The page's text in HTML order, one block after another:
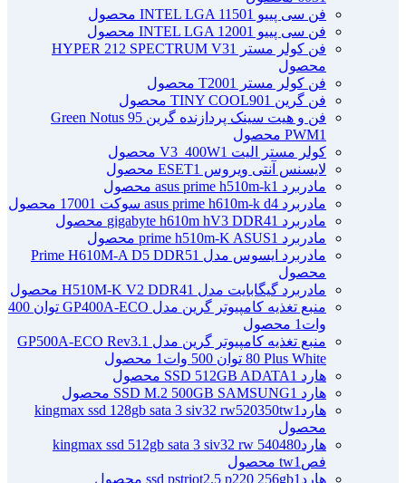
فن سی پییو INTEL LGA 1150 1 محصول
فن سی پییو INTEL LGA 1200 1 محصول
فن کولر مستر HYPER 212 SPECTRUM V3
1
محصول
فن کولر مستر T200
1 محصول
فن گرین TINY COOL90 1 محصول
فن و هیت سینک پردازنده گرین Green Notus 95
PWM1 محصول
کولر مستر الیت V3_400W 1 محصول
لایسنس آنتی ویروس ESET 1 محصول
مادربرد asus prime h510m-k 1 محصول
مادربرد asus prime h610m-k d4 سوکت 1700
1 محصول
مادربرد gigabyte h610m hV3 DDR4 1 محصول
مادربرد prime h510m-K ASUS 1 محصول
مادربرد ایسوس مدل Prime H610M-A D5 DDR5 1
محصول
مادربرد گیگابایت مدل H510M-K V2 DDR4 1 محصول
منبع تغذیه کامپیوتر گرین مدل GP400A-ECO توان 400
وات 1 محصول
منبع تغذیه کامپیوتر گرین مدل GP500A-ECO Rev3.1
80 Plus White توان 500 وات
1 محصول
هارد SSD 512GB ADATA 1 محصول
هارد SSD M.2 500GB SAMSUNG 1 محصول
هاردkingmax ssd 128gb sata 3 siv32 rw520350tw 1
محصول
هاردkingmax ssd 512gb sata 3 siv32 rw 540480
فصtw 1 محصول
هاردssd pstriot2.5 p220 256gb 1 محصول